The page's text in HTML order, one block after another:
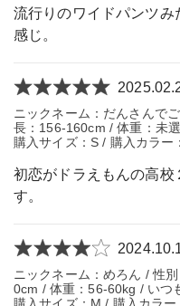
流行りのワイドパンツ
感じ。
ニックネーム：だんさんで
長：156-160cm / 体重：未
購入サイズ：S / 購入カラ
初恋がドラえもんの高校
す。
ニックネーム：めろん / 性
0cm / 体重：56-60kg / いつ